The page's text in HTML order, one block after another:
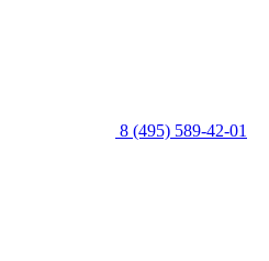
8 (495) 589-42-01